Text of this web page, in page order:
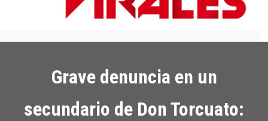
Grave denuncia en un
secundario de Don Torcuato: